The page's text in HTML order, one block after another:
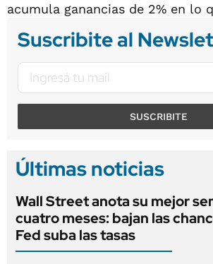
acumula ganancias de 2% en lo
Suscribite al
SUSCRIBITE
Últimas noticias
Wall Street anota su mejor
cuatro meses: bajan las
Fed suba las tasas